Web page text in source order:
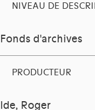
NIVEAU DE
Fonds d'archives
PRODUCTEUR
Ide, Roger